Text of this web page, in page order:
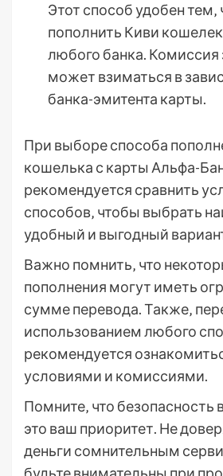
Этот способ удобен тем‚
пополнить Киви
любого банка. Комиссия
может взиматься в
банка-эмитента карты.
При выборе способа
кошелька с карты Альфа-
рекомендуется сравнить
способов‚ чтобы выбрать
удобный и выгодный
Важно помнить‚ что
пополнения могут иметь
сумме перевода. Также‚
использованием любого
рекомендуется
условиями и комиссиями.
Помните‚ что безопасность
это ваш приоритет. Не
деньги сомнительным